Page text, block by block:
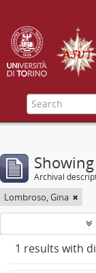
Archival
Lombroso, Gina
1 results with